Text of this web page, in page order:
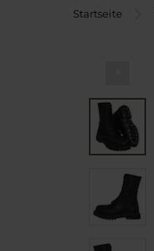
Startseite